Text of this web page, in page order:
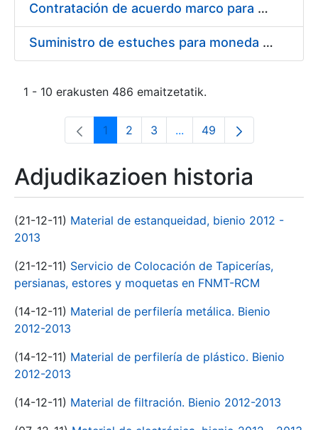
Contratación de acuerdo marco para el Suministro de Material de Electricidad para la Fábrica Nacional de Moneda y Timbre-Real Casa de la Moneda en su centro de trabajo de Burgos
Suministro de estuches para moneda de 30 €
1 - 10 erakusten 486 emaitzetatik.
Orrialdea
1 Orrialdea
2 Orrialdea
3 ...Intermediate Pages Use
Orrialdea
49
Adjudikazioen historia
(21-12-11) Material de estanqueidad, bienio 2012 -
2013
(21-12-11) Servicio de Colocación de Tapicerías,
persianas, estores y moquetas en FNMT-RCM
(14-12-11) Material de perfilería metálica. Bienio
2012-2013
(14-12-11) Material de perfilería de plástico. Bienio
2012-2013
(14-12-11) Material de filtración. Bienio 2012-2013